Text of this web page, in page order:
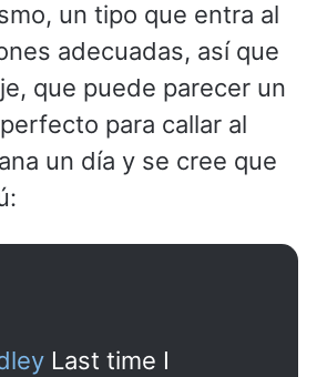
un tipo que entra al
adecuadas, así que
que puede parecer un
para callar al
un día y se cree que
Last time I